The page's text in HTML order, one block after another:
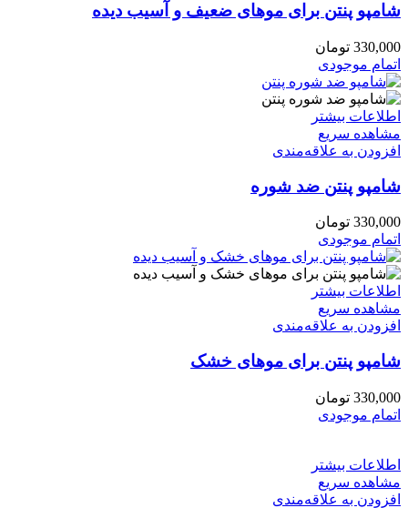
شامپو پنتن برای موهای ضعیف و آسیب دیده
330,000 تومان
اتمام موجودی
اطلاعات بیشتر
مشاهده سریع
افزودن به علاقه‌مندی
شامپو پنتن ضد شوره
330,000 تومان
اتمام موجودی
اطلاعات بیشتر
مشاهده سریع
افزودن به علاقه‌مندی
شامپو پنتن برای موهای خشک
330,000 تومان
اتمام موجودی
اطلاعات بیشتر
مشاهده سریع
افزودن به علاقه‌مندی